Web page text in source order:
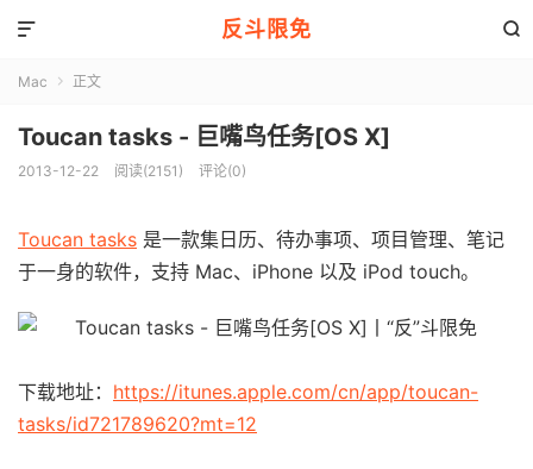
反斗限免 

Mac  正文
Toucan tasks - 巨嘴鸟任务[OS X]
2013-12-22 阅读(2151) 评论(0)
Toucan tasks 是一款集日历、待办事项、项目管理、笔记
于一身的软件，支持 Mac、iPhone 以及 iPod touch。
下载地址： https://itunes.apple.com/cn/app/toucan-
tasks/id721789620?mt=12